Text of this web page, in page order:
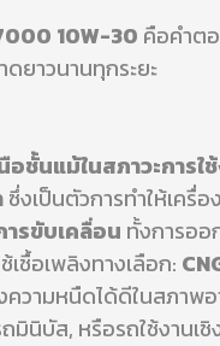
10W-30 คือคำต
ยาวนานทุกระยะ
ชั้นแม้ในสภาวะการใ
ซึ่งเป็นตัวการทำให้เครื่
รขับเคลื่อน ทั้งการออ
ชื้อเพลิงทางเลือก:
ความหนืดได้ดีในสภาพ
มินิบัส, หรือรถใช้งานเ